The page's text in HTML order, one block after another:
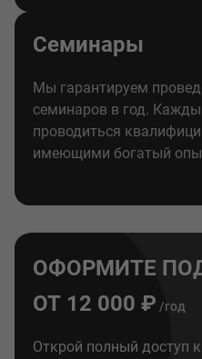
Семинары
Мы гарантируем
семинаров в год.
проводиться
имеющими богатый
ОФОРМИТЕ
ОТ 12 000 ₽ /год
Открой полный доступ